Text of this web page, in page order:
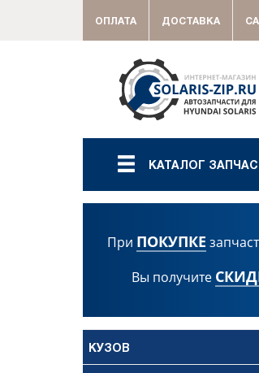
КАТАЛОГ
При ПОКУПКЕ
Вы получите
КУЗОВ
ОПЛАТА ДОСТАВКА